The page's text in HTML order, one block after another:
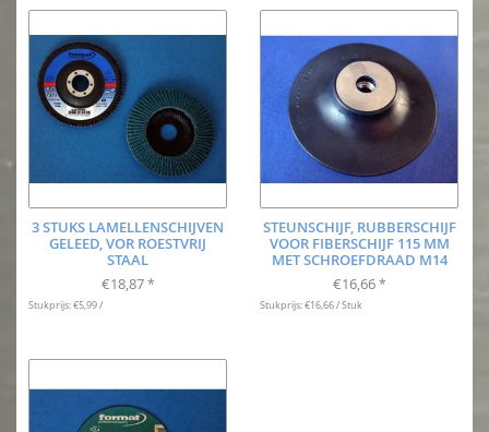
3 STUKS LAMELLENSCHIJVEN
GELEED, VOR ROESTVRIJ
STAAL
€18,87 *
Stukprijs: €5,99 /
STEUNSCHIJF, RUBBERSCHIJF
VOOR FIBERSCHIJF 115 MM
MET SCHROEFDRAAD M14
€16,66 *
Stukprijs: €16,66 / Stuk